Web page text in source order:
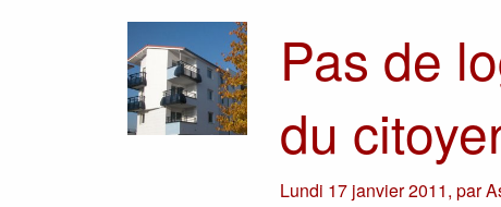
Pas de
du
Lundi 17 janvier 2011,par